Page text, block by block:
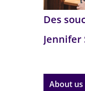
Des
Jennifer
About us